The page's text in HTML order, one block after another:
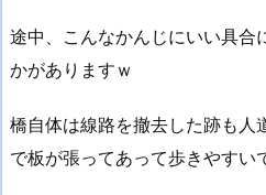
途中、こんなかんじにいい具合
かがありますｗ
橋自体は線路を撤去した跡も人
で板が張ってあって歩きやすい